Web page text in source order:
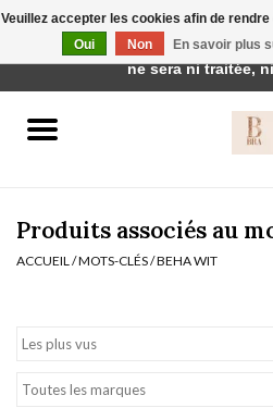
Réduction
Produits associés au
ACCUEIL /MOTS-CLÉS/BEHA WIT
Veuillez accepter les cookies afin de
Oui
Non En savoir plus
Cette boutique est en
ne sera ni traitée,